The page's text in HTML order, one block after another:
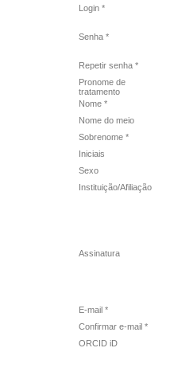
Login *
Senha *
Repetir senha *
Pronome de
tratamento
Nome *
Nome do meio
Sobrenome *
Iniciais
Sexo
Instituição/Afiliação
Assinatura
E-mail *
Confirmar e-mail *
ORCID iD